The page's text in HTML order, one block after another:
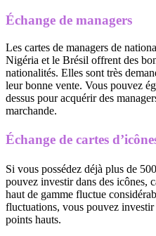
Échange de managers
Les cartes de managers de
Nigéria et le Brésil offrent des
nationalités. Elles sont très
leur bonne vente. Vous pouvez
dessus pour acquérir des
marchande.
Échange de cartes
Si vous possédez déjà plus de
pouvez investir dans des icônes,
haut de gamme fluctue
fluctuations, vous pouvez
points hauts.